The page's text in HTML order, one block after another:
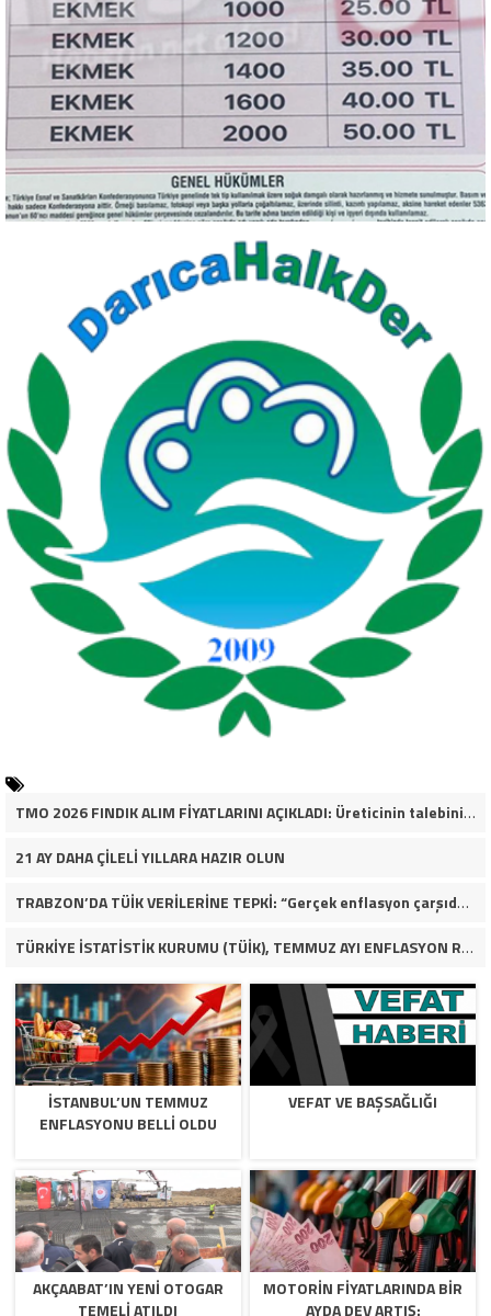
TMO 2026 FINDIK ALIM FİYATLARINI AÇIKLADI: Üreticinin talebinin çok altında
21 AY DAHA ÇİLELİ YILLARA HAZIR OLUN
TRABZON’DA TÜİK VERİLERİNE TEPKİ: “Gerçek enflasyon çarşıda, pazarda ve mutfakta yaşanıyor”
TÜRKİYE İSTATİSTİK KURUMU (TÜİK), TEMMUZ AYI ENFLASYON RAKAMLARINI AÇIKLADI
İSTANBUL’UN TEMMUZ
ENFLASYONU BELLİ OLDU
VEFAT VE BAŞSAĞLIĞI
AKÇAABAT’IN YENİ OTOGAR
TEMELİ ATILDI
MOTORİN FİYATLARINDA BİR
AYDA DEV ARTIŞ: